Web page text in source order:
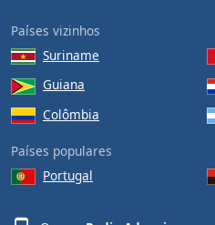
Países vizinhos
Suriname
Guiana
Colômbia
Países populares
Portugal